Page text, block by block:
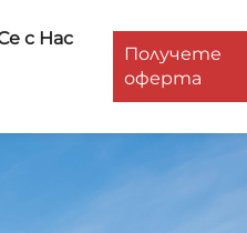
с Нас
Получете
оферта